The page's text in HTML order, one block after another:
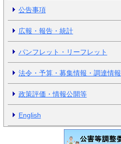
公告事項
広報・報告・統計
パンフレット・リーフレット
法令・予算・募集情報・調達情報
政策評価・情報公開等
English